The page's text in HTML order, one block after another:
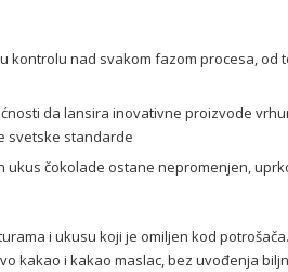
kontrolu nad svakom fazom procesa, od
da lansira inovativne proizvode
svetske standarde
čokolade ostane nepromenjen,
i ukusu koji je omiljen kod
kakao i kakao maslac, bez uvođenja